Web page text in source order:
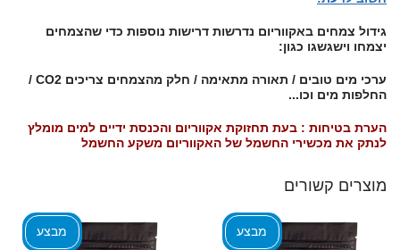
גידול צמחים באקווריום נדרשות דרישות נוספות כדי שהצמחים
יצמחו וישגשגו כגון:
ערכי מים טובים / תאורה מתאימה / חלק מהצמחים צריכים CO2 /
החלפות מים וכו...
הערת בטיחות : בעת תחזוקת אקווריום והכנסת ידיים למים מומלץ
לנתק את מכשירי החשמל של האקווריום משקע החשמל
מוצרים קשורים
מבצע מבצע